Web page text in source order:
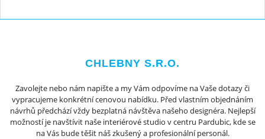
CHLEBNY S.R.O.
Zavolejte nebo nám napište a my Vám odpovíme na Vaše dotazy či
vypracujeme konkrétní cenovou nabídku. Před vlastním objednáním
návrhů předchází vždy bezplatná návštěva našeho designéra. Nejlepší
možností je navštívit naše interiérové studio v centru Pardubic, kde se
na Vás bude těšit náš zkušený a profesionální personál.